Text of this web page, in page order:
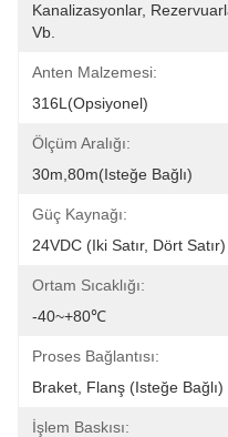
Kanalizasyonlar,
Vb.
Anten Malzemesi:
316L(Opsiyonel)
Ölçüm Aralığı:
30m,80m(isteğe Bağlı)
Güç Kaynağı:
24VDC (iki Satır, Dört Satır)
Ortam Sıcaklığı:
-40~+80℃
Proses Bağlantısı:
Braket, Flanş (isteğe Bağlı)
İşlem Baskısı: